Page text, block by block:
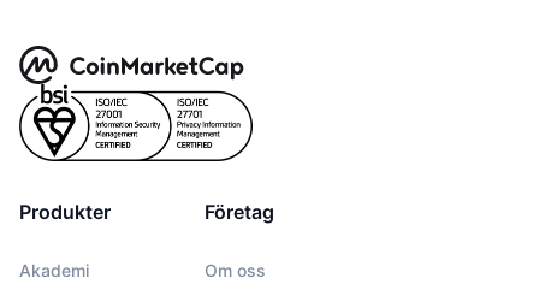
Produkter
Akademi
Företag
Om oss